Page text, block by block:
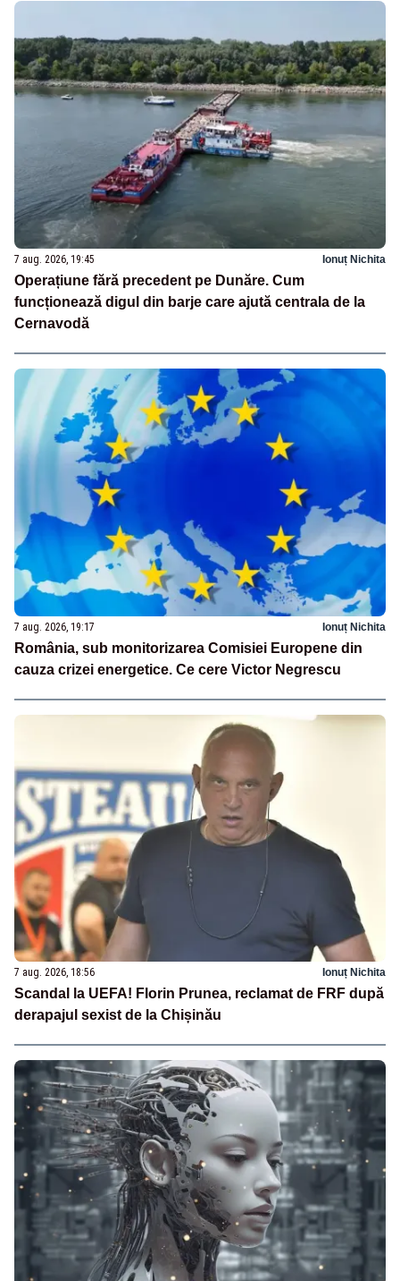
7 aug. 2026, 19:45 Ionuț Nichita
Operațiune fără precedent pe Dunăre. Cum
funcționează digul din barje care ajută centrala de la
Cernavodă
7 aug. 2026, 19:17 Ionuț Nichita
România, sub monitorizarea Comisiei Europene din
cauza crizei energetice. Ce cere Victor Negrescu
7 aug. 2026, 18:56 Ionuț Nichita
Scandal la UEFA! Florin Prunea, reclamat de FRF după
derapajul sexist de la Chișinău